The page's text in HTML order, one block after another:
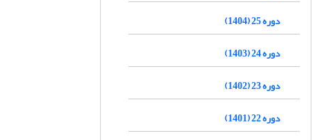
دوره 25 (1404)
دوره 24 (1403)
دوره 23 (1402)
دوره 22 (1401)